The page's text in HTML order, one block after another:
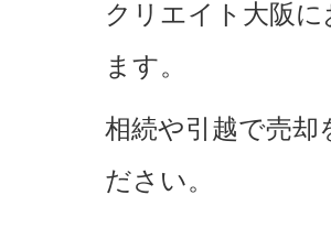
クリエイト大阪
ます。
相続や引越で売
ださい。